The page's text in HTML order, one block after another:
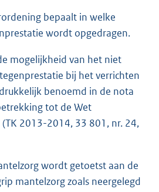
bepaalt in welke
wordt opgedragen.
mogelijkheid van het niet
bij het verrichten
benoemd in de nota
tot de Wet
2013-2014, 33 801, nr. 24,
wordt getoetst aan de
mantelzorg zoals neergelegd